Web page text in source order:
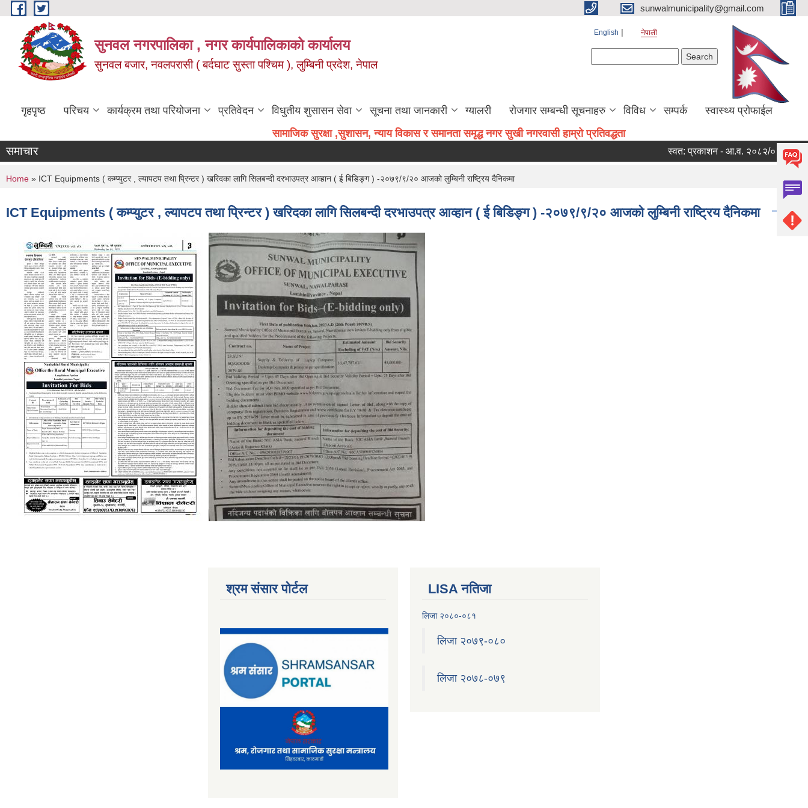
Skip to main content sunwalmunicipality@gmail.com
सुनवल नगरपालिका , नगर कार्यपालिकाको कार्यालय
सुनवल बजार, नवलपरासी ( बर्दघाट सुस्ता पश्चिम ), लुम्बिनी प्रदेश, नेपाल
English नेपाली
गृहपृष्ठ परिचय कार्यक्रम तथा परियोजना प्रतिवेदन विधुतीय शुसासन सेवा सूचना तथा जानकारी ग्यालरी रोजगार सम्बन्धी सूचनाहरु विविध सम्पर्क
स्वास्थ्य प्रोफाईल
सामाजिक सुरक्षा ,सुशासन, न्याय विकास र समानता समृद्ध नगर सुखी नगरवासी हाम्रो प्रतिवद्धता
समाचार स्वत: प्रकाशन - आ.व. २०८२/०८३ को चौथो
You are here
Home » ICT Equipments ( कम्प्युटर , ल्यापटप तथा प्रिन्टर ) खरिदका लागि सिलबन्दी दरभाउपत्र आव्हान ( ई बिडिङ्ग ) -२०७९/९/२० आजको लुम्बिनी राष्ट्रिय दैनिकमा
ICT Equipments ( कम्प्युटर , ल्यापटप तथा प्रिन्टर ) खरिदका लागि सिलबन्दी दरभाउपत्र आव्हान ( ई बिडिङ्ग ) -२०७९/९/२० आजको लुम्बिनी राष्ट्रिय दैनिकमा
श्रम संसार पोर्टल LISA नतिजा
लिजा २०८०-०८१
लिजा २०७९-०८०
लिजा २०७८-०७९